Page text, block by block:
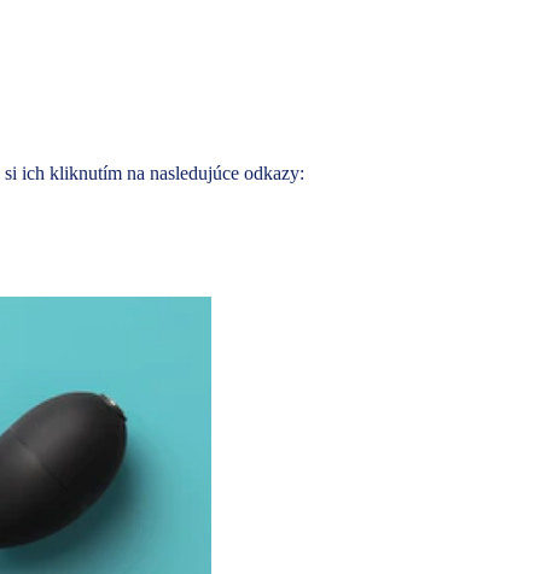
si ich kliknutím na nasledujúce odkazy: